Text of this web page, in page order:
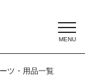
MENU
ツ・用品一覧